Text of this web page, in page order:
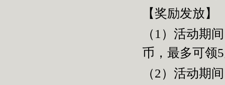
【奖励发放】
（ 1 ）活动期
币，最多可领
（2）活动期